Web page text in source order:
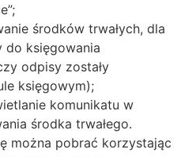
środków trwałych, dla
do księgowania
odpisy zostały
księgowym);
komunikatu w
środka trwałego.
można pobrać korzystając